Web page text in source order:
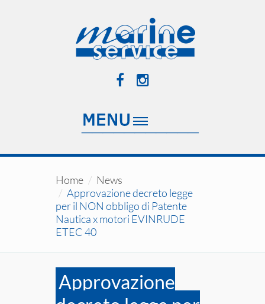
Home
News
Approvazione decreto legge
per il NON obbligo di Patente
Nautica x motori EVINRUDE
ETEC 40
Approvazione